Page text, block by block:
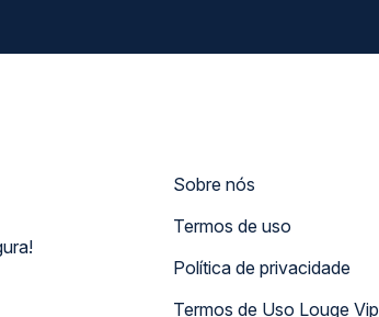
Sobre nós
Termos de uso
Política de privacidade
Termos de Uso Louge Vip